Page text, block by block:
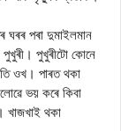
ঘৰৰ পৰা দুমাইলমান
পুখুৰীটো কোনে
ওখ। পাৰত থকা
ভয় কৰে কিবা
খাজখাই থকা